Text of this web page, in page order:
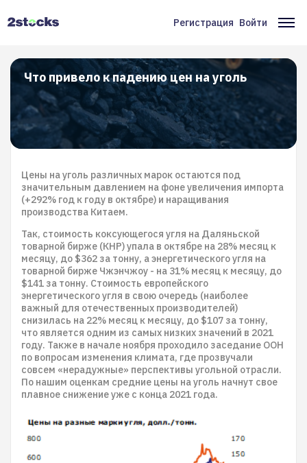
Меню
учётной
записи
пользователя
Регистрация Войти
Что привело к падению цен на уголь
Цены на уголь различных марок остаются под
значительным давлением на фоне увеличения импорта
(+292% год к году в октябре) и наращивания
производства Китаем.
Так, стоимость коксующегося угля на Даляньской
товарной бирже (КНР) упала в октябре на 28% месяц к
месяцу, до $362 за тонну, а энергетического угля на
товарной бирже Чжэнчжоу - на 31% месяц к месяцу, до
$141 за тонну. Стоимость европейского
энергетического угля в свою очередь (наиболее
важный для отечественных производителей)
снизилась на 22% месяц к месяцу, до $107 за тонну,
что является одним из самых низких значений в 2021
году. Также в начале ноября проходило заседание ООН
по вопросам изменения климата, где прозвучали
совсем «нерадужные» перспективы угольной отрасли.
По нашим оценкам средние цены на уголь начнут свое
плавное снижение уже с конца 2021 года.